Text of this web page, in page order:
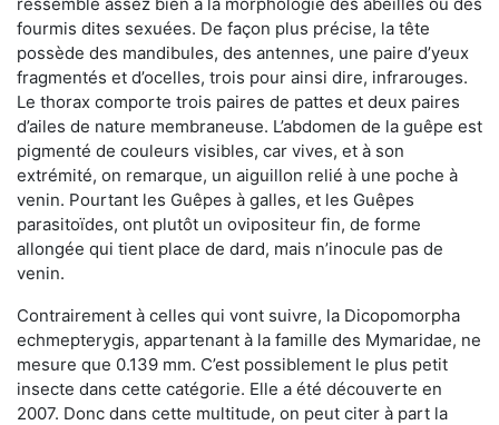
fourmis dites sexuées. De façon plus précise, la tête
possède des mandibules, des antennes, une paire d’yeux
fragmentés et d’ocelles, trois pour ainsi dire, infrarouges.
Le thorax comporte trois paires de pattes et deux paires
d’ailes de nature membraneuse. L’abdomen de la guêpe est
pigmenté de couleurs visibles, car vives, et à son
extrémité, on remarque, un aiguillon relié à une poche à
venin. Pourtant les Guêpes à galles, et les Guêpes
parasitoïdes, ont plutôt un ovipositeur fin, de forme
allongée qui tient place de dard, mais n’inocule pas de
venin.
Contrairement à celles qui vont suivre, la Dicopomorpha
echmepterygis, appartenant à la famille des Mymaridae, ne
mesure que 0.139 mm. C’est possiblement le plus petit
insecte dans cette catégorie. Elle a été découverte en
2007. Donc dans cette multitude, on peut citer à part la